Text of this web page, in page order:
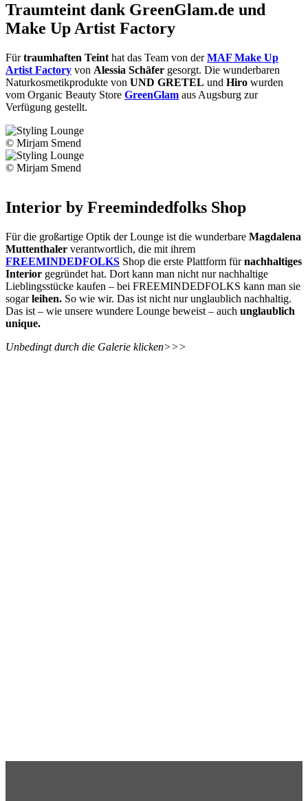
Traumteint dank GreenGlam.de und
Make Up Artist Factory
Fürtraumhaften Teint hat das Team von derMAF Make Up
Artist Factory von Alessia Schäfer gesorgt. Die wunderbaren
Naturkosmetikprodukte von UND GRETEL und Hiro wurden
vom Organic Beauty Store GreenGlam aus Augsburg zur
Verfügung gestellt.
© Mirjam Smend
© Mirjam Smend
Interior by Freemindedfolks Shop
Für die großartige Optik der Lounge ist die wunderbare Magdalena
Muttenthaler verantwortlich, die mit ihrem
FREEMINDEDFOLKS Shop die erste Plattform fürnachhaltiges
Interior gegründet hat. Dort kann man nicht nur nachhaltige
Lieblingsstücke kaufen – bei FREEMINDEDFOLKS kann man sie
sogarleihen. So wie wir. Das ist nicht nur unglaublich nachhaltig.
Das ist – wie unsere wundere Lounge beweist – auch unglaublich
unique.
Unbedingt durch die Galerie klicken>>>